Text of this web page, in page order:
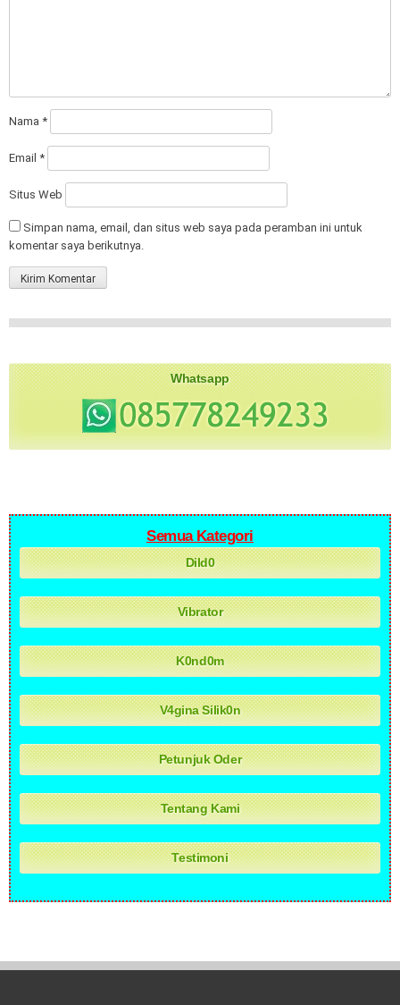
Nama *
Email *
Situs Web
Simpan nama, email, dan situs web saya pada peramban ini untuk
komentar saya berikutnya.
Whatsapp
Semua Kategori
Dild0
Vibrator
K0nd0m
V4gina Silik0n
Petunjuk Oder
Tentang Kami
Testimoni